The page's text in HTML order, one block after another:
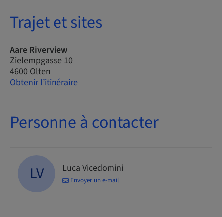
Trajet et sites
Aare Riverview
Zielempgasse 10
4600 Olten
Obtenir l’itinéraire
Personne à contacter
LV Luca Vicedomini
Envoyer un e-mail